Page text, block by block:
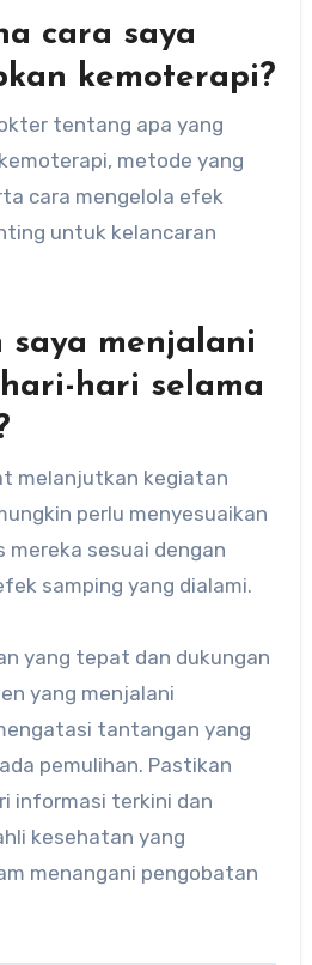
cara saya
kemoterapi?
tentang apa yang
metode yang
cara mengelola efek
untuk kelancaran
saya menjalani
hari selama
melanjutkan kegiatan
perlu menyesuaikan
sesuai dengan
samping yang dialami.
yang tepat dan dukungan
yang menjalani
tantangan yang
pemulihan. Pastikan
informasi terkini dan
kesehatan yang
menangani pengobatan